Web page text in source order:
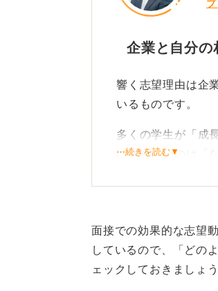
企業と自分の
響く志望理由は企
いるものです。
多くの学生が「成
に知りたいのは「
経験や価値観がど
また入社後にどの
になります。
⋯続きを読む▼
面接での効果的な志望
しているので、「どの
ェックしておきましょう